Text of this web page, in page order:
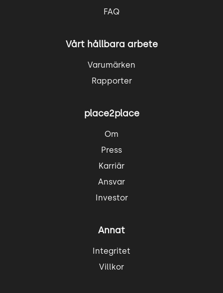
FAQ
Vårt hållbara arbete
Varumärken
Rapporter
place2place
Om
Press
Karriär
Ansvar
Investor
Annat
Integritet
Villkor